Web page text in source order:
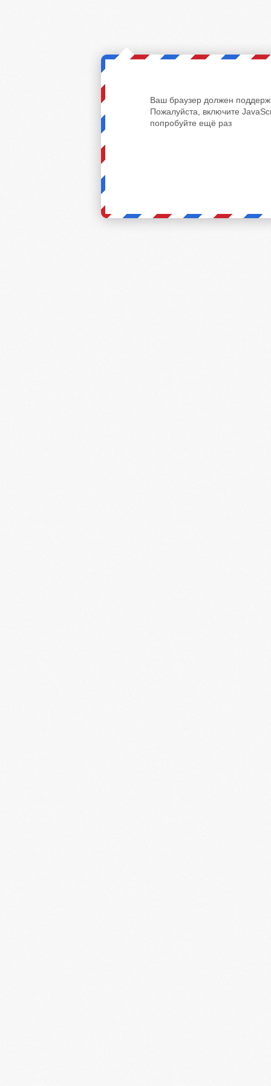
Ваш браузер должен
Пожалуйста, включите
попробуйте ещё раз